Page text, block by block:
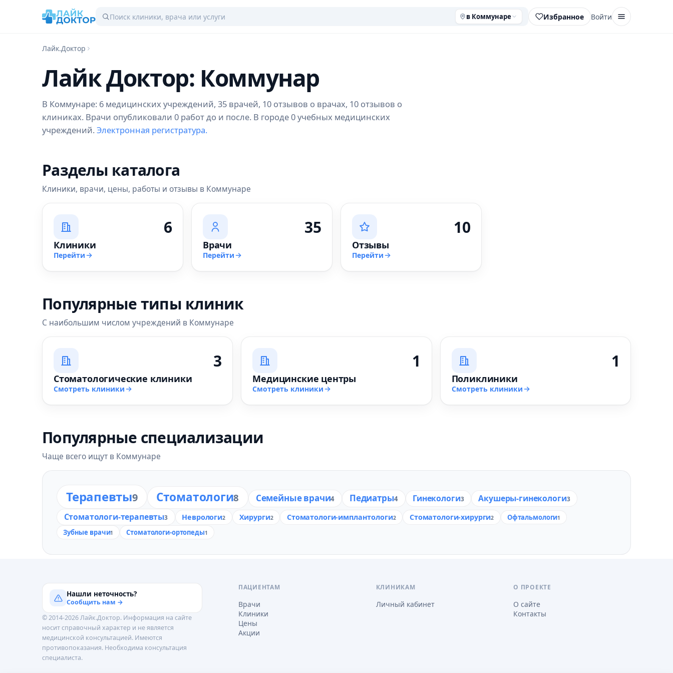
в Коммунаре Избранное Войти
Лайк.Доктор
Лайк Доктор: Коммунар
В Коммунаре: 6 медицинских учреждений, 35 врачей, 10 отзывов о врачах, 10 отзывов о
клиниках. Врачи опубликовали 0 работ до и после. В городе 0 учебных медицинских
учреждений. Электронная регистратура.
Разделы каталога
Клиники, врачи, цены, работы и отзывы в Коммунаре
6
Клиники
Перейти
35
Врачи
Перейти
10
Отзывы
Перейти
Популярные типы клиник
С наибольшим числом учреждений в Коммунаре
3
Стоматологические клиники
Смотреть клиники
1
Медицинские центры
Смотреть клиники
1
Поликлиники
Смотреть клиники
Популярные специализации
Чаще всего ищут в Коммунаре
Терапевты9 Стоматологи8 Семейные врачи4 Педиатры4 Гинекологи3 Акушеры-гинекологи3
Стоматологи-терапевты3 Неврологи2 Хирурги2 Стоматологи-имплантологи2 Стоматологи-хирурги2 Офтальмологи1
Зубные врачи1 Стоматологи-ортопеды1
Нашли неточность?
Сообщить нам →
© 2014-2026 Лайк.Доктор. Информация на сайте
носит справочный характер и не является
медицинской консультацией. Имеются
противопоказания. Необходима консультация
специалиста.
ПАЦИЕНТАМ
Врачи
Клиники
Цены
Акции
КЛИНИКАМ
Личный кабинет
О ПРОЕКТЕ
О сайте
Контакты